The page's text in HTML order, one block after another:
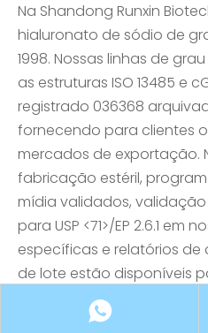
Na Shandong Runxin
hialuronato de sódio de
1998. Nossas linhas de
as estruturas ISO 13485 e
registrado 036368
fornecendo para clientes
mercados de exportação.
fabricação estéril,
mídia validados,
para USP <71>/EP 2.6.1 em
específicas e relatórios
de lote estão disponíveis
Não esperamos que os